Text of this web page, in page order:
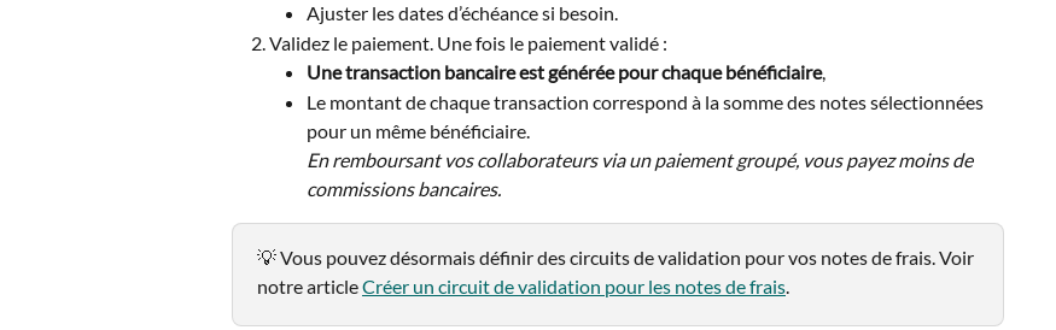
Ajuster les dates d’échéance si besoin.
Validez le paiement. Une fois le paiement validé :
Une transaction bancaire est générée pour chaque bénéficiaire,
Le montant de chaque transaction correspond à la somme des notes sélectionnées
pour un même bénéficiaire.
En remboursant vos collaborateurs via un paiement groupé, vous payez moins de
commissions bancaires.
💡 Vous pouvez désormais définir des circuits de validation pour vos notes de frais. Voir
notre article Créer un circuit de validation pour les notes de frais